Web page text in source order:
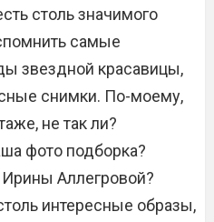
столь значимого
самые
звездной красавицы,
снимки. По-моему,
не так ли?
фото подборка?
Аллегровой?
интересные образы,